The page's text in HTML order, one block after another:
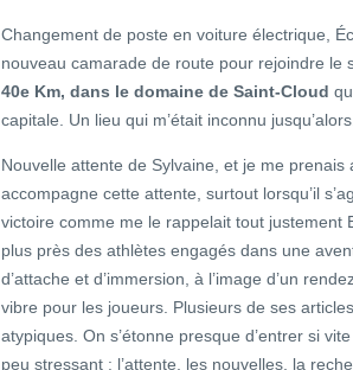
Changement de poste en voiture électrique,
nouveau camarade de route pour rejoindre le
40e Km, dans le domaine de Saint-Cloud
capitale. Un lieu qui m’était inconnu jusqu’alors.
Nouvelle attente de Sylvaine, et je me
accompagne cette attente, surtout lorsqu’il
victoire comme me le rappelait tout justement
plus près des athlètes engagés dans une
d’attache et d’immersion, à l’image d’un
vibre pour les joueurs. Plusieurs de ses
atypiques. On s’étonne presque d’entrer si
peu stressant : l’attente, les nouvelles, la